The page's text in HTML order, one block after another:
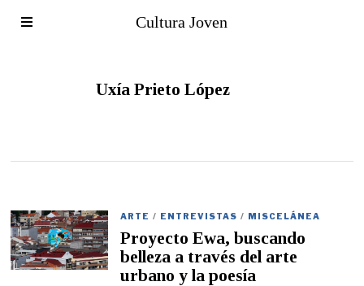
Cultura Joven
Uxía Prieto López
ARTE / ENTREVISTAS / MISCELÁNEA
Proyecto Ewa, buscando
belleza a través del arte
urbano y la poesía